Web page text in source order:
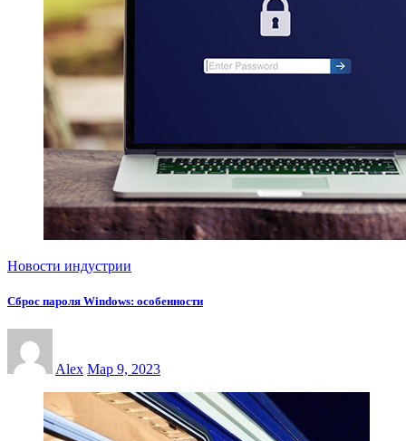
Новости индустрии
Сброс пароля Windows: особенности
Alex Мар 9, 2023